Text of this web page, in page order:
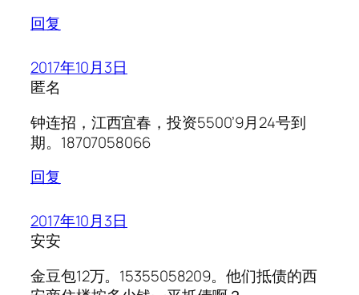
回复
2017年10月3日
匿名
钟连招，江西宜春，投资5500’9月24号到
期。18707058066
回复
2017年10月3日
安安
金豆包12万。15355058209。他们抵债的西